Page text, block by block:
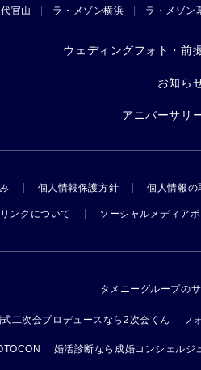
官山 ラ・メゾン横浜 ラ・メゾン
ウェディングフォト・前
お知ら
アニバーサリ
個人情報保護方針 個人情報の
ンクについて ソーシャルメディア
タメニーグループの
二次会プロデュースなら2次会くん フ
婚活診断なら成婚コンシェルジ